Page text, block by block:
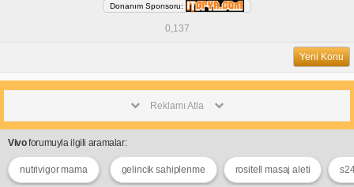
Donanım Sponsoru:
0,137
Yeni Konu
Reklamı Atla
Vivoforumuyla ilgili aramalar:
nutrivigor mama gelincik sahiplenme rositell masaj aleti